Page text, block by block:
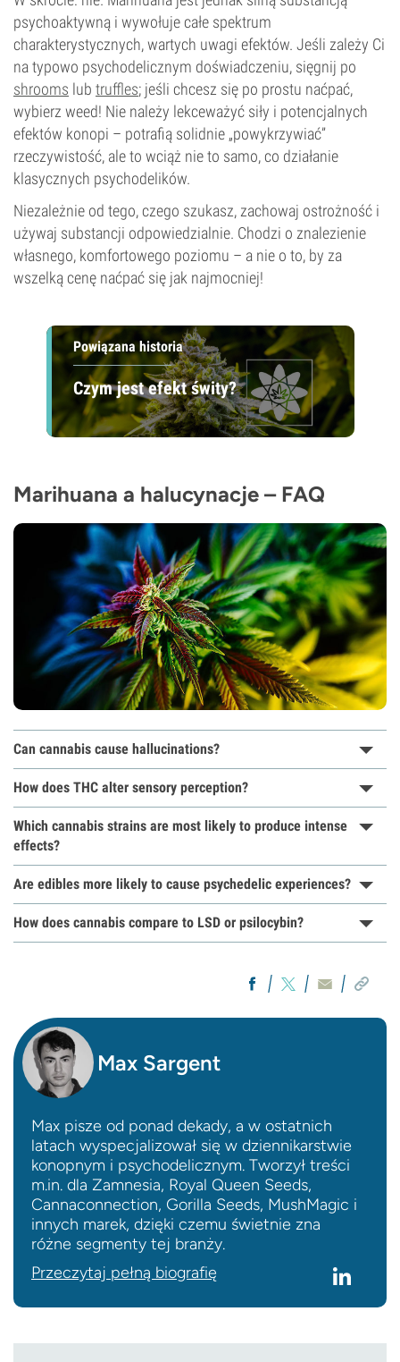
psychoaktywną i wywołuje całe spektrum
charakterystycznych, wartych uwagi efektów. Jeśli zależy Ci
na typowo psychodelicznym doświadczeniu, sięgnij po
shrooms lub truffles; jeśli chcesz się po prostu naćpać,
wybierz weed! Nie należy lekceważyć siły i potencjalnych
efektów konopi – potrafią solidnie „powykrzywiać”
rzeczywistość, ale to wciąż nie to samo, co działanie
klasycznych psychodelików.
Niezależnie od tego, czego szukasz, zachowaj ostrożność i
używaj substancji odpowiedzialnie. Chodzi o znalezienie
własnego, komfortowego poziomu – a nie o to, by za
wszelką cenę naćpać się jak najmocniej!
Powiązana historia
Czym jest efekt świty?
Marihuana a halucynacje – FAQ
Can cannabis cause hallucinations?
How does THC alter sensory perception?
Which cannabis strains are most likely to produce intense
effects?
Are edibles more likely to cause psychedelic experiences?
How does cannabis compare to LSD or psilocybin?
Max Sargent
Max pisze od ponad dekady, a w ostatnich
latach wyspecjalizował się w dziennikarstwie
konopnym i psychodelicznym. Tworzył treści
m.in. dla Zamnesia, Royal Queen Seeds,
Cannaconnection, Gorilla Seeds, MushMagic i
innych marek, dzięki czemu świetnie zna
różne segmenty tej branży.
Przeczytaj pełną biografię